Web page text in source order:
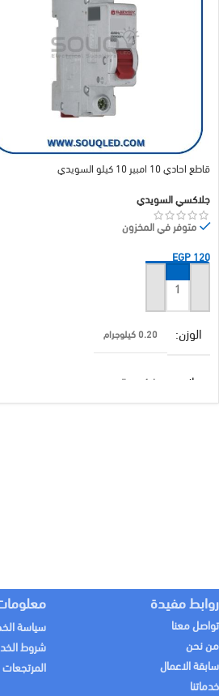
قاطع احادي 10 امبير 10 كيلو السويدي
جلاكسي السويدي
متوفر في المخزون
EGP120
إضافة إلى السلة
الوزن 0.20 كيلوجرام
براند جلاكسي السويدي
سياسة
شروط
المرتجعات
روابط مفيدة
تواصل معنا
من نحن
سابقة الاعمال
خدماتنا